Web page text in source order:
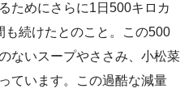
ためにさらに1日500キロカ
も続けたとのこと。この500
ないスープやささみ、小松菜
ています。この過酷な減量